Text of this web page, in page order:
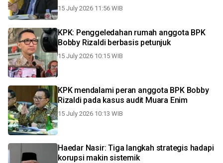
15 July 2026 11:56 WIB
KPK: Penggeledahan rumah anggota BPK
Bobby Rizaldi berbasis petunjuk
15 July 2026 10:15 WIB
KPK mendalami peran anggota BPK Bobby
Rizaldi pada kasus audit Muara Enim
15 July 2026 10:13 WIB
Haedar Nasir: Tiga langkah strategis hadapi
korupsi makin sistemik